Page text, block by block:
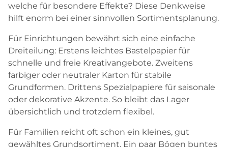
welche für besondere Effekte? Diese Denkweise
hilft enorm bei einer sinnvollen Sortimentsplanung.
Für Einrichtungen bewährt sich eine einfache
Dreiteilung: Erstens leichtes Bastelpapier für
schnelle und freie Kreativangebote. Zweitens
farbiger oder neutraler Karton für stabile
Grundformen. Drittens Spezialpapiere für saisonale
oder dekorative Akzente. So bleibt das Lager
übersichtlich und trotzdem flexibel.
Für Familien reicht oft schon ein kleines, gut
gewähltes Grundsortiment. Ein paar Bögen buntes